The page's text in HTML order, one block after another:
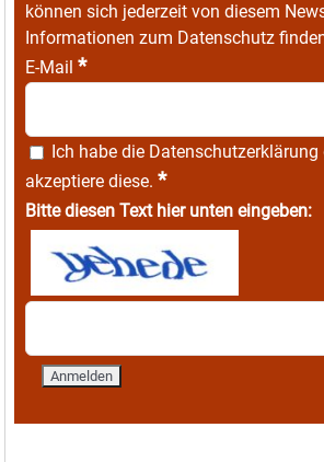
können sich jederzeit von diesem
Informationen zum Datenschutz
E-Mail *
Ich habe die Datenschutzerklärung
akzeptiere diese. *
Bitte diesen Text hier unten eingeben: